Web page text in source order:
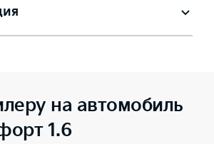
на автомобиль
1.6